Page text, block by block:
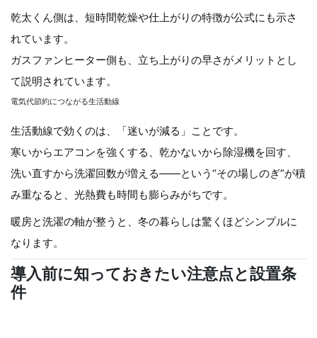
乾太くん側は、短時間乾燥や仕上がりの特徴が公式にも示さ
れています。
ガスファンヒーター側も、立ち上がりの早さがメリットとし
て説明されています。
電気代節約につながる生活動線
生活動線で効くのは、「迷いが減る」ことです。
寒いからエアコンを強くする、乾かないから除湿機を回す、
洗い直すから洗濯回数が増える——という“その場しのぎ”が積
み重なると、光熱費も時間も膨らみがちです。
暖房と洗濯の軸が整うと、冬の暮らしは驚くほどシンプルに
なります。
導入前に知っておきたい注意点と設置条
件